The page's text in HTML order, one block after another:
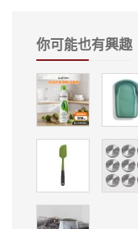
你可能也有興趣